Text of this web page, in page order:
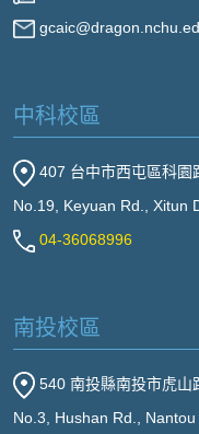
中科校區
407 台中市西屯區科園
No.19, Keyuan Rd., Xitun
04-36068996
南投校區
540 南投縣南投市虎山
No.3, Hushan Rd.,